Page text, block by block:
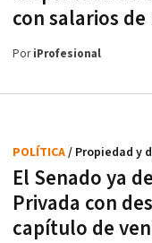
con salarios
PoriProfesional
El Senado ya
Privada con
capítulo de
POLÍTICA/ Propiedad y